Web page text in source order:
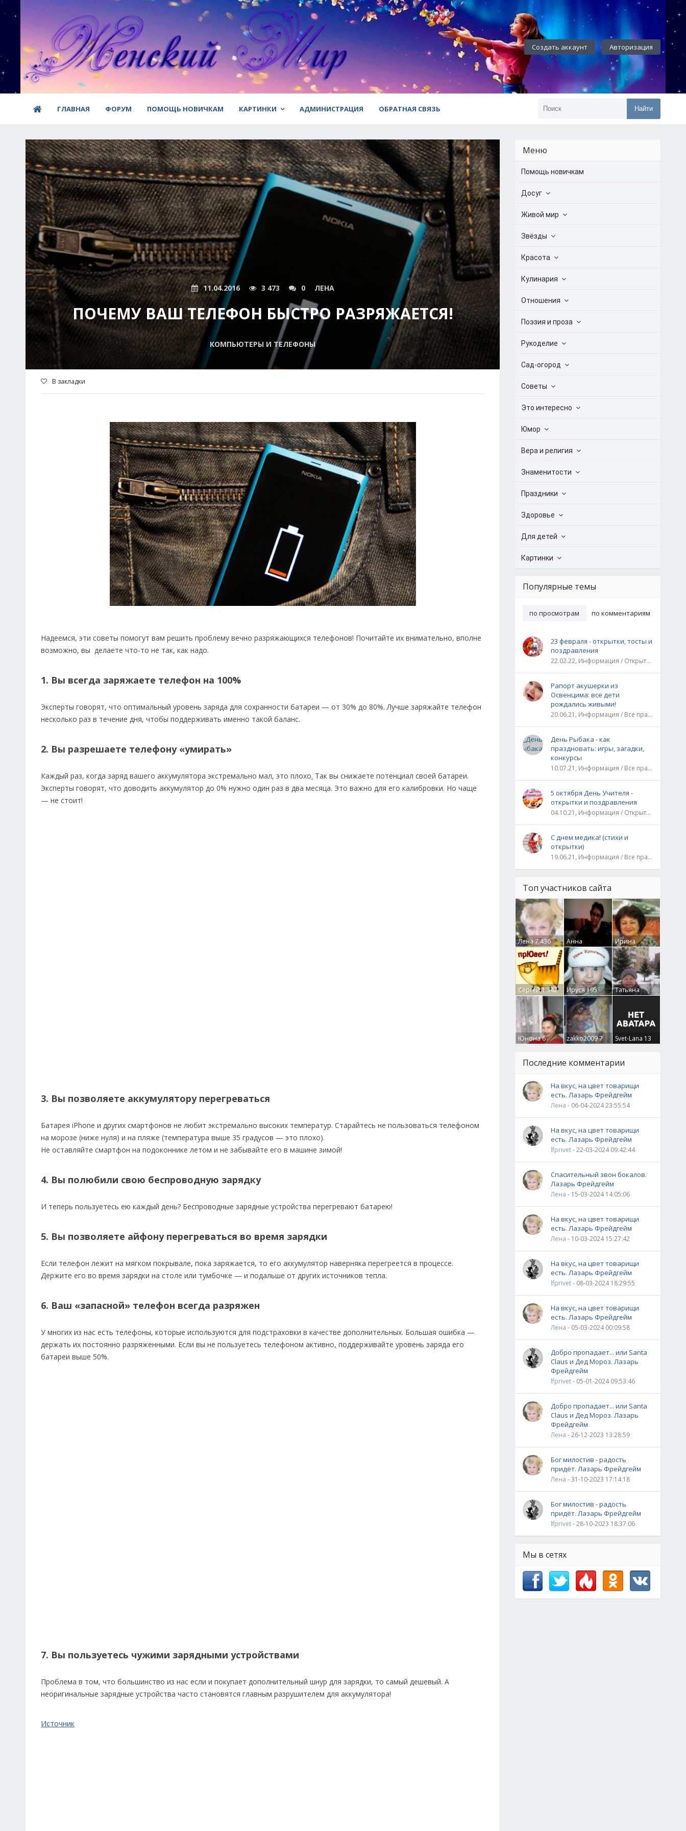
Создать аккаунт Авторизация
ГЛАВНАЯ ФОРУМ ПОМОЩЬ НОВИЧКАМ КАРТИНКИ АДМИНИСТРАЦИЯ ОБРАТНАЯ СВЯЗЬ Найти
11.04.2016 3 473 0 ЛЕНА
ПОЧЕМУ ВАШ ТЕЛЕФОН БЫСТРО РАЗРЯЖАЕТСЯ!
КОМПЬЮТЕРЫ И ТЕЛЕФОНЫ
В закладки
Надеемся, эти советы помогут вам решить проблему вечно разряжающихся телефонов! Почитайте их внимательно, вполне
возможно, вы делаете что-то не так, как надо.
1. Вы всегда заряжаете телефон на 100%
Эксперты говорят, что оптимальный уровень заряда для сохранности батареи — от 30% до 80%. Лучше заряжайте телефон
несколько раз в течение дня, чтобы поддерживать именно такой баланс.
2. Вы разрешаете телефону «умирать»
Каждый раз, когда заряд вашего аккумулятора экстремально мал, это плохо. Так вы снижаете потенциал своей батареи.
Эксперты говорят, что доводить аккумулятор до 0% нужно один раз в два месяца. Это важно для его калибровки. Но чаще
— не стоит!
3. Вы позволяете аккумулятору перегреваться
Батарея iPhone и других смартфонов не любит экстремально высоких температур. Старайтесь не пользоваться телефоном
на морозе (ниже нуля) и на пляже (температура выше 35 градусов — это плохо).
Не оставляйте смартфон на подоконнике летом и не забывайте его в машине зимой!
4. Вы полюбили свою беспроводную зарядку
И теперь пользуетесь ею каждый день? Беспроводные зарядные устройства перегревают батарею!
5. Вы позволяете айфону перегреваться во время зарядки
Если телефон лежит на мягком покрывале, пока заряжается, то его аккумулятор наверняка перегреется в процессе.
Держите его во время зарядки на столе или тумбочке — и подальше от других источников тепла.
6. Ваш «запасной» телефон всегда разряжен
У многих из нас есть телефоны, которые используются для подстраховки в качестве дополнительных. Большая ошибка —
держать их постоянно разряженными. Если вы не пользуетесь телефоном активно, поддерживайте уровень заряда его
батареи выше 50%.
7. Вы пользуетесь чужими зарядными устройствами
Проблема в том, что большинство из нас если и покупает дополнительный шнур для зарядки, то самый дешевый. А
неоригинальные зарядные устройства часто становятся главным разрушителем для аккумулятора!
Источник
Меню
Помощь новичкам
Досуг
Живой мир
Звёзды
Красота
Кулинария
Отношения
Поэзия и проза
Рукоделие
Сад-огород
Советы
Это интересно
Юмор
Вера и религия
Знаменитости
Праздники
Здоровье
Для детей
Картинки
Популярные темы
по просмотрам по комментариям
23 февраля - открытки, тосты и
поздравления
22.02.22, Информация / Открытки / Все праздники
Рапорт акушерки из
Освенцима: все дети
рождались живыми!
20.06.21, Информация / Все праздники / Рассказы и истории
День Рыбака - как
праздновать: игры, загадки,
конкурсы
10.07.21, Информация / Все праздники
5 октября День Учителя -
открытки и поздравления
04.10.21, Информация / Открытки / Все праздники
С днем медика! (стихи и
открытки)
19.06.21, Информация / Все праздники
Топ участников сайта
Лена7 436
Анна
Гумлевая0
Ирина
Бруцкая41
Сергей1 342 Ируся195
Татьяна
Крючкова0
Юнона6 zakko20097 Svet-Lana 13
Последние комментарии
На вкус, на цвет товарищи
есть. Лазарь Фрейдгейм
Лена - 06-04-2024 23:55:54
На вкус, на цвет товарищи
есть. Лазарь Фрейдгейм
lfprivet- 22-03-2024 09:42:44
Спасительный звон бокалов.
Лазарь Фрейдгейм
Лена - 15-03-2024 14:05:06
На вкус, на цвет товарищи
есть. Лазарь Фрейдгейм
Лена - 10-03-2024 15:27:42
На вкус, на цвет товарищи
есть. Лазарь Фрейдгейм
lfprivet- 08-03-2024 18:29:55
На вкус, на цвет товарищи
есть. Лазарь Фрейдгейм
Лена - 05-03-2024 00:09:58
Добро пропадает... или Santa
Claus и Дед Мороз. Лазарь
Фрейдгейм
lfprivet- 05-01-2024 09:53:46
Добро пропадает... или Santa
Claus и Дед Мороз. Лазарь
Фрейдгейм
Лена - 26-12-2023 13:28:59
Бог милостив - радость
придёт. Лазарь Фрейдгейм
Лена - 31-10-2023 17:14:18
Бог милостив - радость
придёт. Лазарь Фрейдгейм
lfprivet- 28-10-2023 18:37:06
Мы в сетях